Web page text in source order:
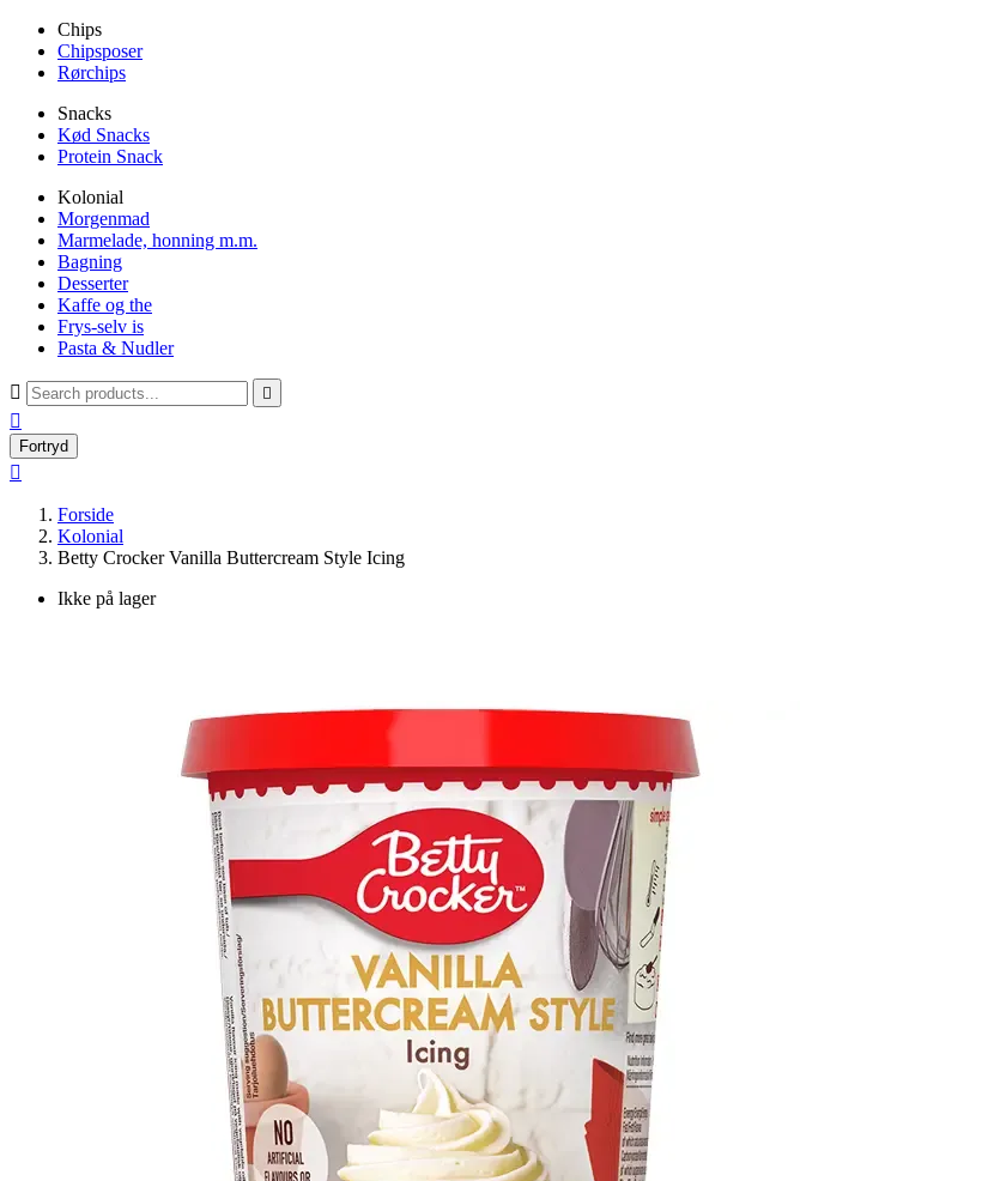
Chips
Chipsposer
Rørchips
Snacks
Kød Snacks
Protein Snack
Kolonial
Morgenmad
Marmelade, honning m.m.
Bagning
Desserter
Kaffe og the
Frys-selv is
Pasta & Nudler
 

Fortryd

Forside
Kolonial
Betty Crocker Vanilla Buttercream Style Icing
Ikke på lager